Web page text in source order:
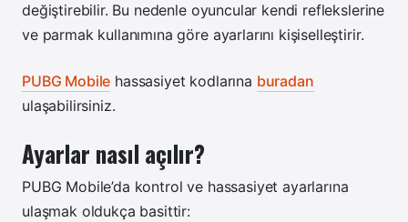
değiştirebilir. Bu nedenle oyuncular kendi reflekslerine
ve parmak kullanımına göre ayarlarını kişiselleştirir.
PUBG Mobile hassasiyet kodlarına buradan
ulaşabilirsiniz.
Ayarlar nasıl açılır?
PUBG Mobile’da kontrol ve hassasiyet ayarlarına
ulaşmak oldukça basittir: